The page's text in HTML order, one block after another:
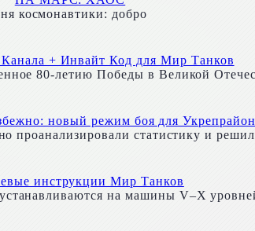
добро
+ Инвайт Код для Мир Танков
80-летию Победы в Великой
новый режим боя для
проанализировали статистику и
инструкции Мир Танков
на машины V–X